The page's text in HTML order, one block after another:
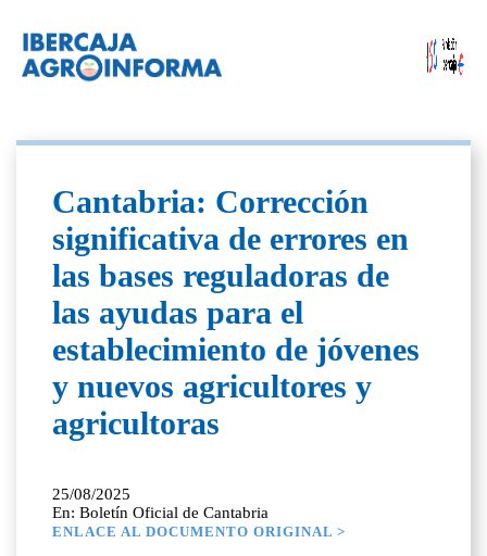
Cantabria: Corrección
significativa de errores en
las bases reguladoras de
las ayudas para el
establecimiento de jóvenes
y nuevos agricultores y
agricultoras
25/08/2025
En: Boletín Oficial de Cantabria
ENLACE AL DOCUMENTO ORIGINAL >